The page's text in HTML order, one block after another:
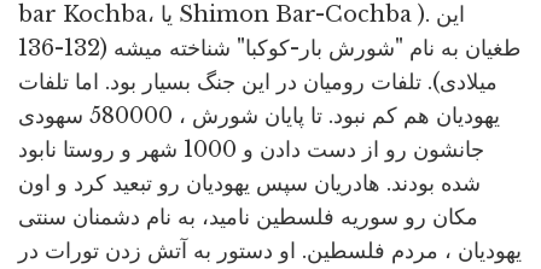
bar Kochba، یا Shimon Bar-Cochba ). این
طغیان به نام "شورش بار-کوکبا" شناخته میشه (132-136
میلادی). تلفات رومیان در این جنگ بسیار بود. اما تلفات
یهودیان هم کم نبود. تا پایان شورش ، 580000 سهودی
جانشون رو از دست دادن و 1000 شهر و روستا نابود
شده بودند. هادریان سپس یهودیان رو تبعید کرد و اون
مکان رو سوریه فلسطین نامید، به نام دشمنان سنتی
یهودیان ، مردم فلسطین. او دستور به آتش زدن تورات در